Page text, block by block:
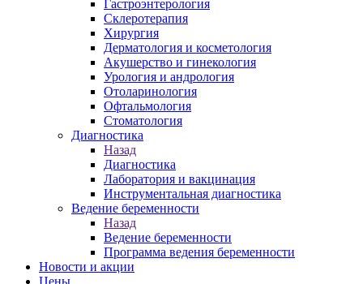
Гастроэнтерология
Склеротерапия
Хирургия
Дерматология и косметология
Акушерство и гинекология
Урология и андрология
Отоларинология
Офтальмология
Стоматология
Диагностика
Назад
Диагностика
Лаборатория и вакцинация
Инструментальная диагностика
Ведение беременности
Назад
Ведение беременности
Программа ведения беременности
Новости и акции
Цены